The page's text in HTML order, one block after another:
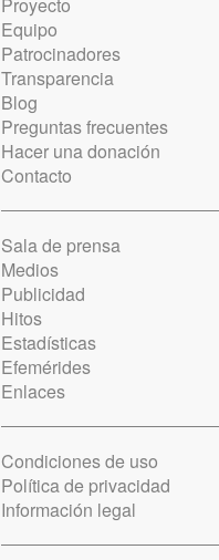
Proyecto
Equipo
Patrocinadores
Transparencia
Blog
Preguntas frecuentes
Hacer una donación
Contacto
Sala de prensa
Medios
Publicidad
Hitos
Estadísticas
Efemérides
Enlaces
Condiciones de uso
Política de privacidad
Información legal